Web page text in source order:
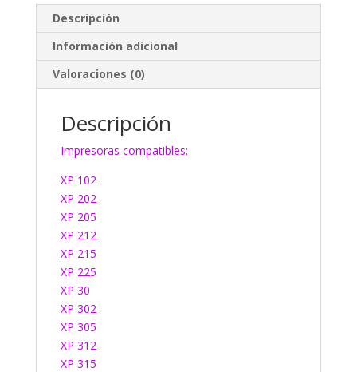
Descripción
Información adicional
Valoraciones (0)
Descripción
Impresoras compatibles:
XP 102
XP 202
XP 205
XP 212
XP 215
XP 225
XP 30
XP 302
XP 305
XP 312
XP 315